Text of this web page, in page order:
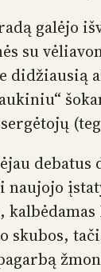
galėjo
su
didžiausią
skubos,